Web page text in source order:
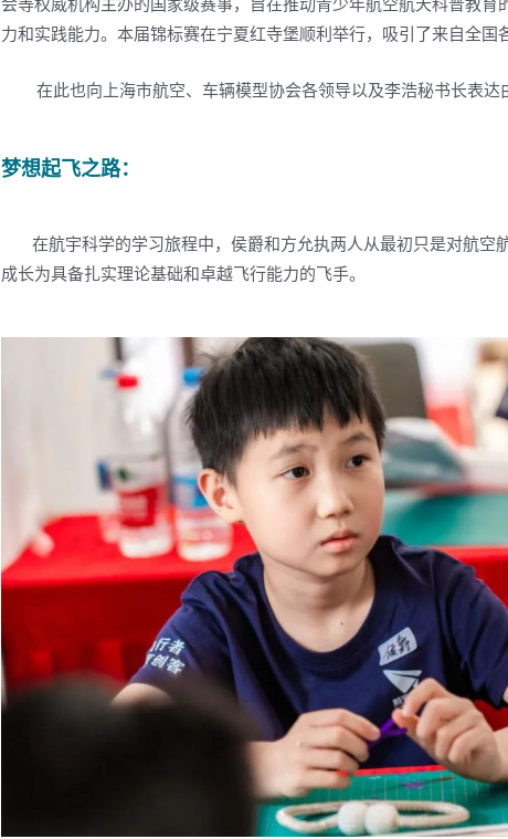
力和实践能力。本届锦标赛在宁夏红寺堡顺利举行，吸引了来自全国
在此也向上海市航空、车辆模型协会各领导以及李浩秘书长表达
梦想起飞之路：
在航宇科学的学习旅程中，侯爵和方允执两人从最初只是对航空
成长为具备扎实理论基础和卓越飞行能力的飞手。